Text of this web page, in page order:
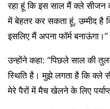
रहा हूं कि इस साल मैं क्ले सीजन
में बेहतर कर सकता हूं, उम्मीद है
इसलिए मैं अपना फॉर्म बनाऊंगा।”
उन्होंने कहा: “पिछले साल की
स्थिति है। मुझे लगता है कि क्ले
मेरे पैरों में मैच खेलने के लिए